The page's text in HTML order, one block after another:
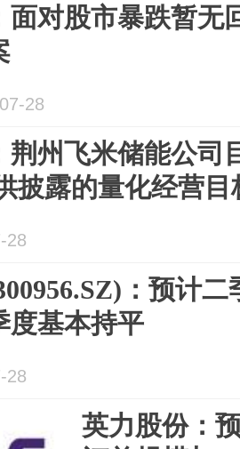
面对股市暴跌暂无
28
荆州飞米储能公司
披露的量化经营目
28
：预计
度基本持平
28
英力股份：